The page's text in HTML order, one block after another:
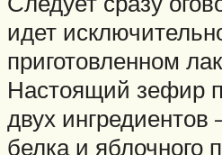
идет
приготовленном
Настоящий зефир
двух
белка и яблочного